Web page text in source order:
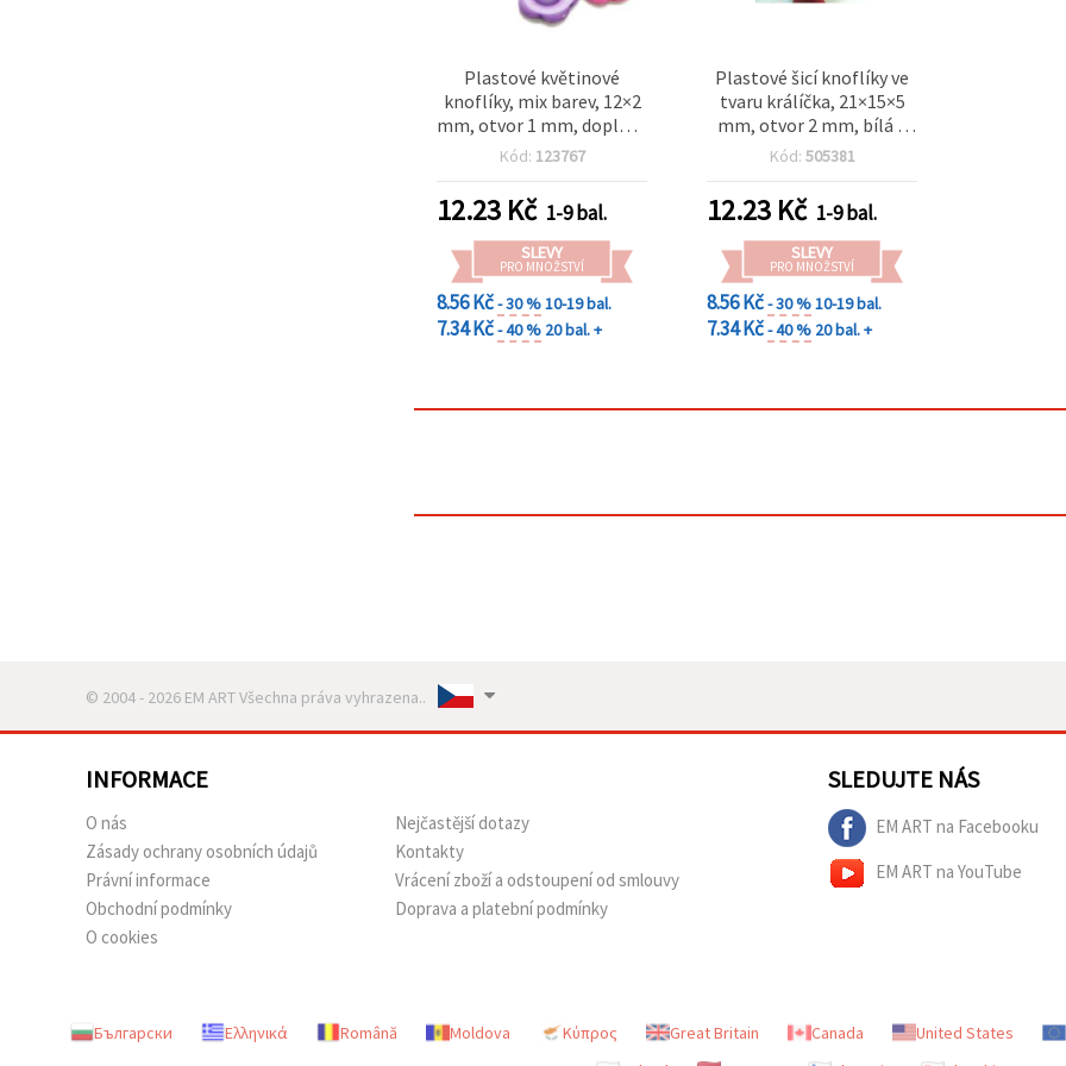
Plastové květinové
knoflíky, mix barev, 12×2
mm, otvor 1 mm, doplňky
na šití a DIY tvoření – 20
Kód: 123767
12.23 Kč 1-9 bal.
SLEVY
PRO MNOŽSTVÍ
8.56 Kč- 30 %10-19 bal.
7.34 Kč- 40 % 20 bal. +
Plastové šicí knoflíky ve
tvaru králíčka, 21×15×5
mm, otvor 2 mm, bílá a
červená (mix) – 10 ks
Kód: 505381
12.23 Kč 1-9 bal.
SLEVY
PRO MNOŽSTVÍ
8.56 Kč- 30 %10-19 bal.
7.34 Kč- 40 % 20 bal. +
© 2004 - 2026 EM ART Všechna práva vyhrazena..
INFORMACE
O nás
Zásady ochrany osobních údajů
Právní informace
Obchodní podmínky
O cookies
Nejčastější dotazy
Kontakty
Vrácení zboží a odstoupení od smlouvy
Doprava a platební podmínky
SLEDUJTE NÁS
EM ART na Facebooku
EM ART na YouTube
Български Ελληνικά Română Moldova Κύπρος Great Britain Canada United States